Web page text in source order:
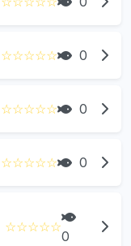
☆☆☆☆☆ 0
☆☆☆☆☆ 0
☆☆☆☆☆ 0
☆☆☆☆☆
0